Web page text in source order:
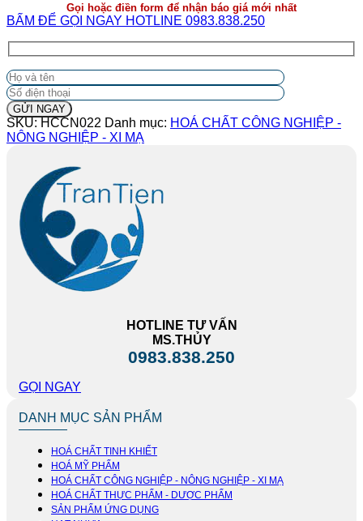
Gọi hoặc điền form để nhận báo giá mới nhất
BẤM ĐỂ GỌI NGAY HOTLINE 0983.838.250
SKU: HCCN022 Danh mục: HOÁ CHẤT CÔNG NGHIỆP -
NÔNG NGHIỆP - XI MẠ
HOTLINE TƯ VẤN
MS.THỦY
0983.838.250
GỌI NGAY
DANH MỤC SẢN PHẨM
HOÁ CHẤT TINH KHIẾT
HOÁ MỸ PHẨM
HOÁ CHẤT CÔNG NGHIỆP - NÔNG NGHIỆP - XI MẠ
HOÁ CHẤT THỰC PHẨM - DƯỢC PHẨM
SẢN PHẨM ỨNG DỤNG